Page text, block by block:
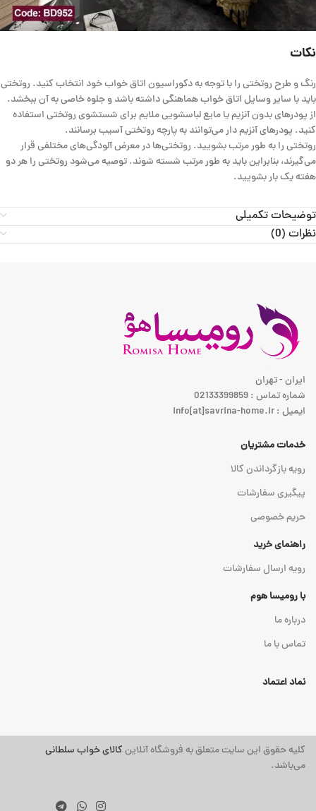
نکات
رنگ و طرح روتختی را با توجه به دکوراسیون اتاق خواب خود انتخاب کنید. روتختی
باید با سایر وسایل اتاق خواب هماهنگی داشته باشد و جلوه خاصی به آن ببخشد.
از پودرهای بدون آنزیم یا مایع لباسشویی ملایم برای شستشوی روتختی استفاده
کنید. پودرهای آنزیم دار می‌توانند به پارچه روتختی آسیب برسانند.
روتختی را به طور مرتب بشویید. روتختی‌ها در معرض آلودگی‌های مختلفی قرار
می‌گیرند، بنابراین باید به طور مرتب شسته شوند. توصیه می‌شود روتختی را هر دو
هفته یک بار بشویید.
توضیحات تکمیلی
نظرات (0)
ایران - تهران
شماره تماس : 02133399859
ایمیل : info[at]savrina-home.ir
خدمات مشتریان
رویه بازگرداندن کالا
پیگیری سفارشات
حریم خصوصی
راهنمای خرید
رویه ارسال سفارشات
با رومیسا هوم
درباره ما
تماس با ما
نماد اعتماد
کلیه حقوق این سایت متعلق به فروشگاه آنلاینکالای خواب سلطانی
می‌باشد.